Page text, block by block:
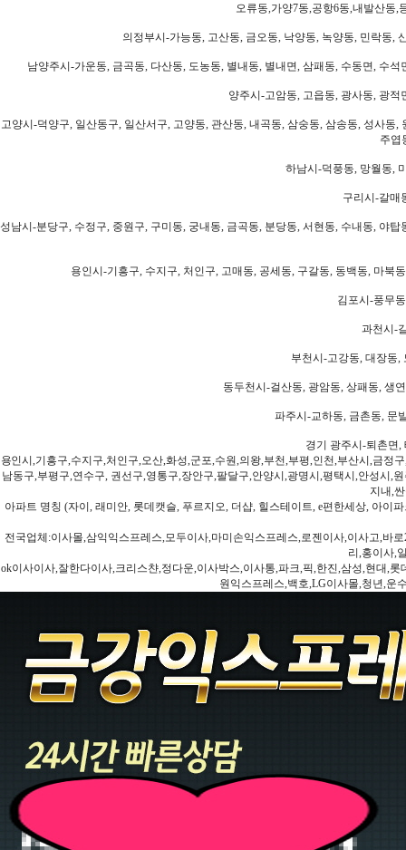
오류동,가양7동,공항6동,내발산동,
의정부시-가능동, 고산동, 금오동, 낙양동, 녹양동, 민락동,
남양주시-가운동, 금곡동, 다산동, 도농동, 별내동, 별내면, 삼패동, 수동면, 수
양주시-고암동, 고읍동, 광사동, 광
고양시-덕양구, 일산동구, 일산서구, 고양동, 관산동, 내곡동, 삼숭동, 삼송동, 성사
주엽
하남시-덕풍동, 망월동,
구리시-갈매
성남시-분당구, 수정구, 중원구, 구미동, 궁내동, 금곡동, 분당동, 서현동, 수내동, 야
용인시-기흥구, 수지구, 처인구, 고매동, 공세동, 구갈동, 동백동, 마북
김포시-풍무
과천시-
부천시-고강동, 대장동,
동두천시-걸산동, 광암동, 상패동, 생
파주시-교하동, 금촌동, 문
경기 광주시-퇴촌면,
용인시,기흥구,수지구,처인구,오산,화성,군포,수원,의왕,부천,부평,인천,부산시,금
남동구,부평구,연수구, 권선구,영통구,장안구,팔달구,안양시,광명시,평택시,안성시,
지내,
아파트 명칭 (자이, 래미안, 롯데캣슬, 푸르지오, 더샵, 힐스테이트, e편한세상, 아이
전국업체:이사몰,삼익익스프레스,모두이사,마미손익스프레스,로젠이사,이사고,바
리,홍이사,
ok이사이사,잘한다이사,크리스챤,정다운,이사박스,이사통,파크,픽,한진,삼성,현대,
원익스프레스,백호,LG이사몰,청년,운